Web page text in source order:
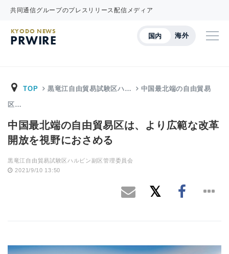
共同通信グループのプレスリリース配信メディア
国内 海外
KYODO NEWS
PRWIRE
TOP 黒竜江自由貿易試験区ハ… 中国最北端の自由貿易
区…
中国最北端の自由貿易区は、より広範な改革
開放を視野におさめる
黒竜江自由貿易試験区ハルビン副区管理委員会
2021/9/10 13:50